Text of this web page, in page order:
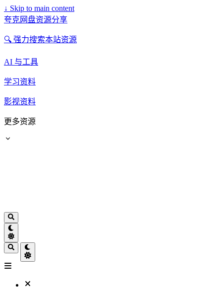
↓ Skip to main content
夸克网盘资源分享
🔍 强力搜索本站资源
AI 与工具
学习资料
影视资料
更多资源